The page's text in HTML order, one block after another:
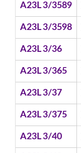
A23L 3/3589
A23L 3/3598
A23L 3/36
A23L 3/365
A23L 3/37
A23L 3/375
A23L 3/40